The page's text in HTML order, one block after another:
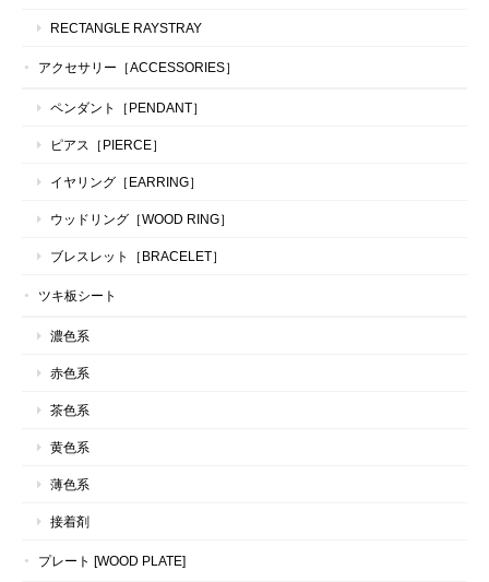
RECTANGLE RAYSTRAY
アクセサリー［ACCESSORIES］
ペンダント［PENDANT］
ピアス［PIERCE］
イヤリング［EARRING］
ウッドリング［WOOD RING］
ブレスレット［BRACELET］
ツキ板シート
濃色系
赤色系
茶色系
黄色系
薄色系
接着剤
プレート [WOOD PLATE]